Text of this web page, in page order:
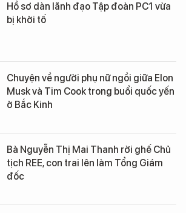
Hồ sơ dàn lãnh đạo Tập đoàn PC1 vừa
bị khởi tố
Chuyện về người phụ nữ ngồi giữa Elon
Musk và Tim Cook trong buổi quốc yến
ở Bắc Kinh
Bà Nguyễn Thị Mai Thanh rời ghế Chủ
tịch REE, con trai lên làm Tổng Giám
đốc